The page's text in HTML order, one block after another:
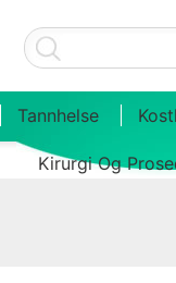
Tannhelse
Kirurgi Og